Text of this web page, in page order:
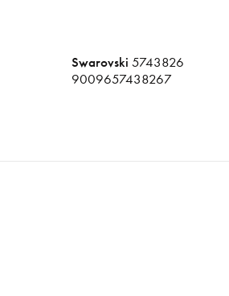
Swarovski 5743826
9009657438267